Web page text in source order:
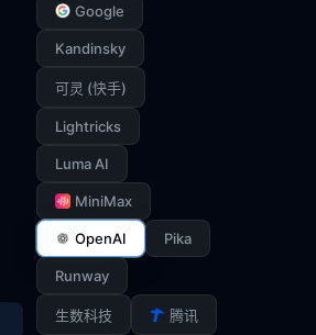
Google
Kandinsky
可灵 (快手)
Lightricks
Luma AI
MiniMax
OpenAI Pika
Runway
生数科技 腾讯